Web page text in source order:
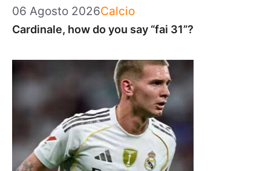
06 Agosto 2026Categorie
Calcio
Cardinale, how do you say “fai 31”?